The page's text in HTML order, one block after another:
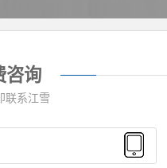
咨询
联系江雪